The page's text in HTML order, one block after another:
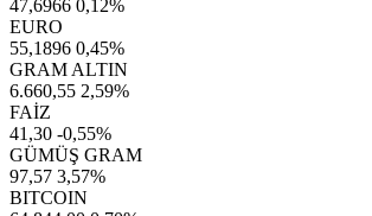
47,6966 0,12%
EURO
55,1896 0,45%
GRAM ALTIN
6.660,55 2,59%
FAİZ
41,30 -0,55%
GÜMÜŞ GRAM
97,57 3,57%
BITCOIN